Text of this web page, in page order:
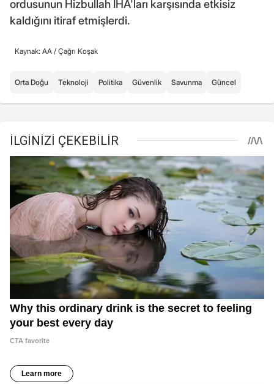
ordusunun Hizbullah İHA'ları karşısında etkisiz
kaldığını itiraf etmişlerdi.
Kaynak: AA / Çağrı Koşak
Orta Doğu Teknoloji Politika Güvenlik Savunma Güncel